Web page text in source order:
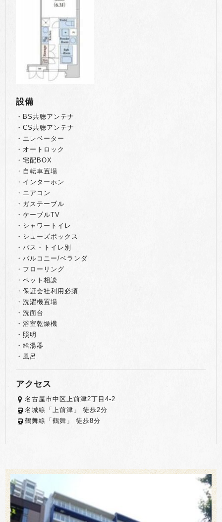
設備
・BS共聴アンテナ
・CS共聴アンテナ
・エレベーター
・オートロック
・宅配BOX
・自転車置場
・インターホン
・エアコン
・ガステーブル
・ケーブルTV
・シャワートイレ
・シューズボックス
・バス・トイレ別
・バルコニー/ベランダ
・フローリング
・ペット相談
・保証会社利用必須
・洗濯機置場
・洗面台
・浴室乾燥機
・照明
・給湯器
・風呂
アクセス
名古屋市中区上前津2丁目4-2
名城線「上前津」 徒歩2分
鶴舞線「鶴舞」 徒歩8分